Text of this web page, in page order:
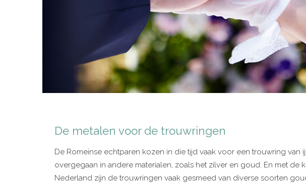
De metalen voor de trouwringen
De Romeinse echtparen kozen in die tijd vaak voor een trouwring van
overgegaan in andere materialen, zoals het zilver en goud. En met de
Nederland zijn de trouwringen vaak gesmeed van diverse soorten